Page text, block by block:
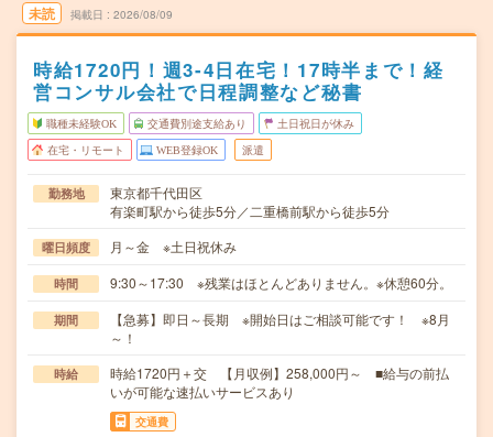
未読 掲載日 2026/08/09
時給1720円！週3-4日在宅！17時半まで！経
営コンサル会社で日程調整など秘書
職種未経験OK 交通費別途支給あり 土日祝日が休み
在宅・リモート WEB登録OK 派遣
勤務地
東京都千代田区
有楽町駅から徒歩5分／二重橋前駅から徒歩5分
曜日頻度 月～金 ※土日祝休み
時間 9:30～17:30 ※残業はほとんどありません。※休憩60分。
期間
【急募】即日～長期 ※開始日はご相談可能です！ ※8月
～！
時給
時給1720円＋交 【月収例】258,000円～ ■給与の前払
いが可能な速払いサービスあり
交通費